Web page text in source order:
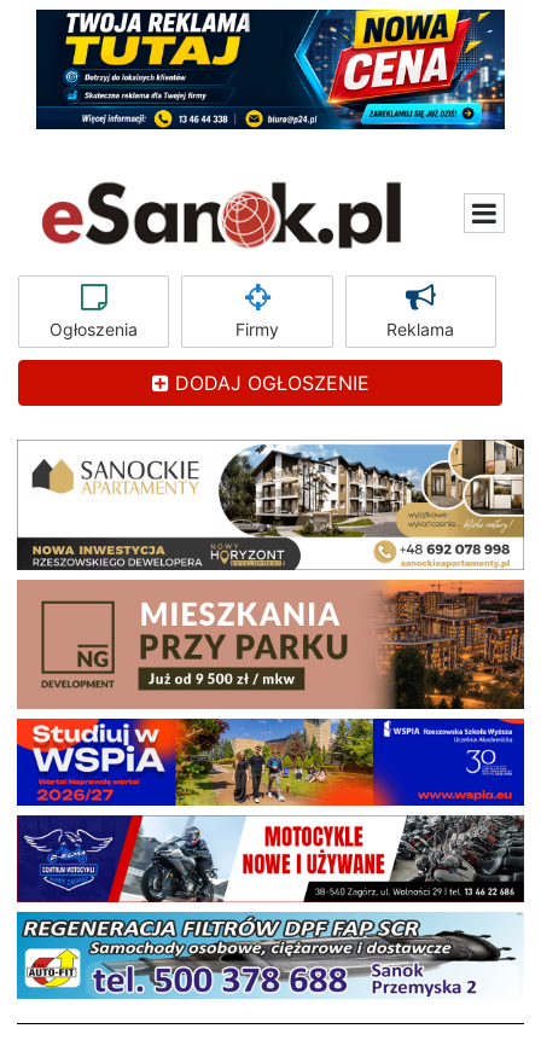
Ogłoszenia Firmy Reklama
DODAJ OGŁOSZENIE